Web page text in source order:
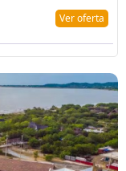
Ver oferta